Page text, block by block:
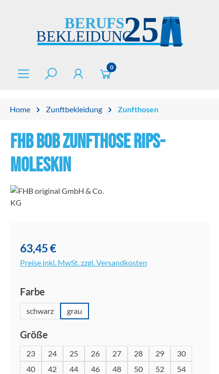
0
Home Zunftbekleidung Zunfthosen
FHB BOB Zunfthose Rips-
Moleskin
63,45 €
Preise inkl. MwSt. zzgl. Versandkosten
Farbe
schwarz grau
Größe
23 24 25 26 27 28 29
30
40
42 44 46 48 50 52
54